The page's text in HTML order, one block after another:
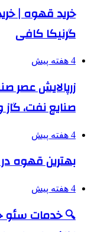
خرید قهوه |
گرنیکا کافی
4 هفته پیش
صنایع نفت،
4 هفته پیش
بهترین قهوه در
4 هفته پیش